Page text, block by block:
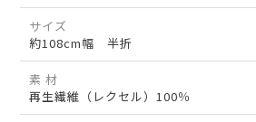
サイズ
約108cm幅 半折
素 材
再生繊維（レクセル）100％